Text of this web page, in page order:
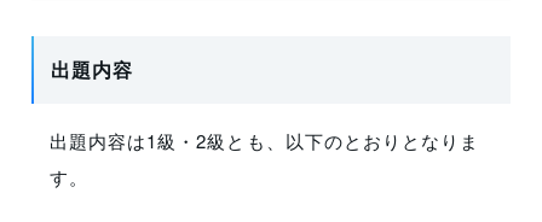
出題内容
出題内容は1級・2級とも、以下のとおりとなりま
す。